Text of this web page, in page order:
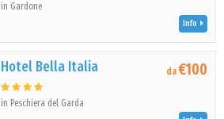
in Gardone
Info
Hotel Bella Italia
in Peschiera del Garda
da€100